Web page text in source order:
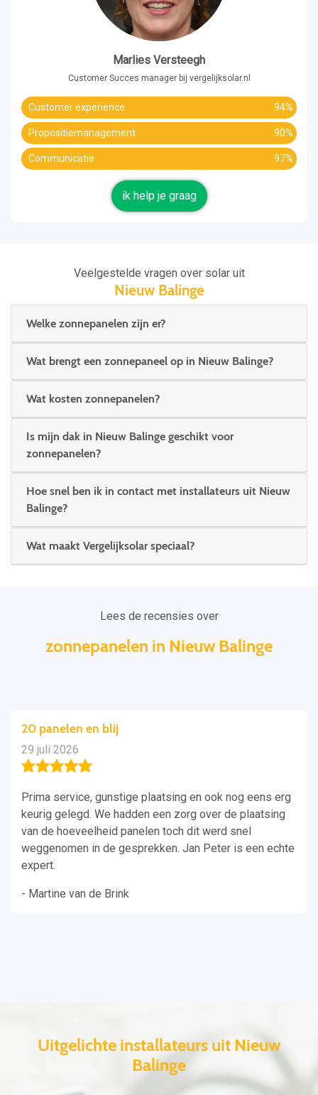
Marlies Versteegh
Customer Succes manager bij vergelijksolar.nl
Customer experience 94%
Propositiemanagement 90%
Communicatie 97%
ik help je graag
Veelgestelde vragen over solar uit
Nieuw Balinge
Welke zonnepanelen zijn er?
Wat brengt een zonnepaneel op in Nieuw Balinge?
Wat kosten zonnepanelen?
Is mijn dak in Nieuw Balinge geschikt voor
zonnepanelen?
Hoe snel ben ik in contact met installateurs uit Nieuw
Balinge?
Wat maakt Vergelijksolar speciaal?
Lees de recensies over
zonnepanelen in Nieuw Balinge
20 panelen en blij
29 juli 2026
Prima service, gunstige plaatsing en ook nog eens erg
keurig gelegd. We hadden een zorg over de plaatsing
van de hoeveelheid panelen toch dit werd snel
weggenomen in de gesprekken. Jan Peter is een echte
expert.
- Martine van de Brink
Uitgelichte installateurs uit Nieuw
Balinge